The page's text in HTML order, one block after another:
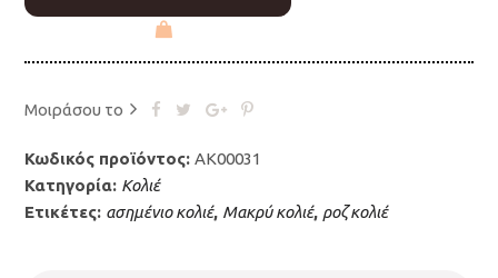
Μοιράσου το
Κωδικός προϊόντος:AK00031
Κατηγορία: Κολιέ
Ετικέτες: ασημένιο κολιέ, Μακρύ κολιέ, ροζ κολιέ